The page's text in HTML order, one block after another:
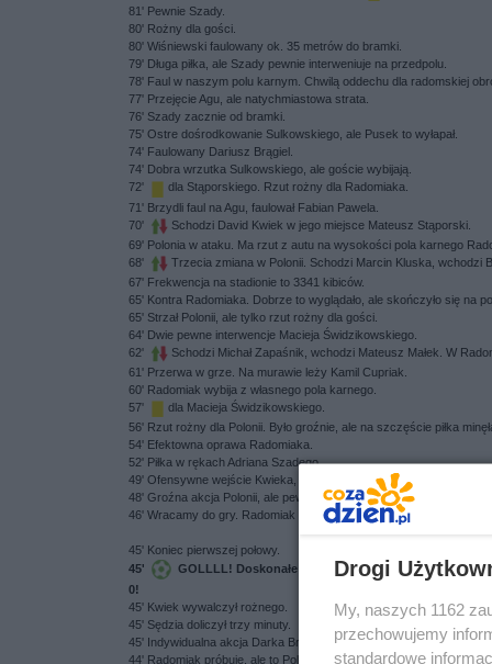
81' Pewnie Szady.
80' Rożny dla gości.
80' Wiśniewski faulowany ok. 35 metrów do bramki.
79' Długa piłka, ale Szady pewnie interweniuje na przedpolu.
78' Faul w naszym polu karnym. Chwilą oddechu dla radomskiej
77' Przejęcie Agu, ale natychmiastowa strata.
76' Szady zacznie od bramki.
75' Ostre dośrodkowanie Sulkowskiego, ale Pusek to wyłapał.
74' Faulowany Dariusz Brągiel.
74' Dobra wrzutka Sulkowskiego, ale goście wybijają.
72'
dla Stąporskiego. Rzut rożny dla Radomiaka.
71' Brzydli faul na Agu, faulował Fabian Pawela.
70'
Schodzi David Kwiek w jego miejsce Mateusz Stąporski.
69' Polonia w ataku. Ma rzut z autu na wysokości pola karnego
68'
Trzecia zmiana w Polonii. Schodzi Marcin Kluska, wchodzi
67' Frekwencja na stadionie to 3341 kibiców.
65' Kontra Radomiaka. Dobrze to wyglądało, ale skończyło się na
65' Strzał Polonii, ale tylko rzut rożny dla gości.
64' Dwie pewne interwencje Macieja Świdzikowskiego.
62'
Schodzi Michał Zapaśnik, wchodzi Mateusz Małek. W
61' Przerwa w grze. Na murawie leży Kamil Cupriak.
60' Radomiak wybija z własnego pola karnego.
57'
dla Macieja Świdzikowskiego.
56' Rzut rożny dla Polonii. Było groźnie, ale na szczęście piłka
54' Efektowna oprawa Radomiaka.
52' Piłka w rękach Adriana Szadego.
49' Ofensywne wejście Kwieka, ale piłka wyszła poza plac gry.
48' Groźna akcja Polonii, ale pewnie Szady.
46' Wracamy do gry. Radomiak przy piłce.
45' Koniec pierwszej połowy.
45'
GOLLLL! Doskonałe zakończenie I połowy przez
0!
45' Kwiek wywalczył rożnego.
45' Sędzia doliczył trzy minuty.
45' Indywidualna akcja Darka Brągiele, niestety nasz skrzydłowy
44' Radomiak próbuje, ale to Polonia atakuje.
Drogi
My, naszych 1162
przechowujemy
standardowe